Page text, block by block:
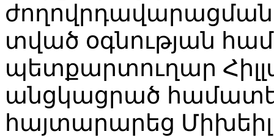
տված օգնության
պետքարտուղար
անցկացրած
հայտարարեց Միխեիլ